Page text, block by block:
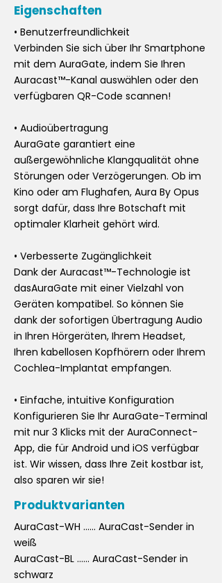
Eigenschaften
• Benutzerfreundlichkeit
Verbinden Sie sich über Ihr Smartphone
mit dem AuraGate, indem Sie Ihren
Auracast™-Kanal auswählen oder den
verfügbaren QR-Code scannen!
• Audioübertragung
AuraGate garantiert eine
außergewöhnliche Klangqualität ohne
Störungen oder Verzögerungen. Ob im
Kino oder am Flughafen, Aura By Opus
sorgt dafür, dass Ihre Botschaft mit
optimaler Klarheit gehört wird.
• Verbesserte Zugänglichkeit
Dank der Auracast™-Technologie ist
dasAuraGate mit einer Vielzahl von
Geräten kompatibel. So können Sie
dank der sofortigen Übertragung Audio
in Ihren Hörgeräten, Ihrem Headset,
Ihren kabellosen Kopfhörern oder Ihrem
Cochlea-Implantat empfangen.
• Einfache, intuitive Konfiguration
Konfigurieren Sie Ihr AuraGate-Terminal
mit nur 3 Klicks mit der AuraConnect-
App, die für Android und iOS verfügbar
ist. Wir wissen, dass Ihre Zeit kostbar ist,
also sparen wir sie!
Produktvarianten
AuraCast-WH ...... AuraCast-Sender in
weiß
AuraCast-BL ...... AuraCast-Sender in
schwarz